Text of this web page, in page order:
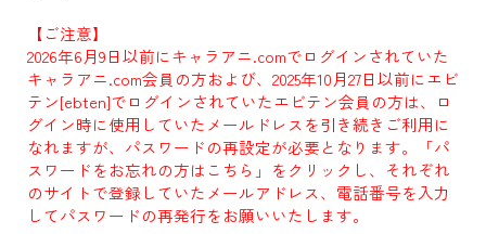
【ご注意】
2026年6月9日以前にキャラアニ.comでログインされていた
キャラアニ.com会員の方および、2025年10月27日以前にエビ
テン[ebten]でログインされていたエビテン会員の方は、ロ
グイン時に使用していたメールドレスを引き続きご利用に
なれますが、パスワードの再設定が必要となります。「パ
スワードをお忘れの方はこちら」をクリックし、それぞれ
のサイトで登録していたメールアドレス、電話番号を入力
してパスワードの再発行をお願いいたします。